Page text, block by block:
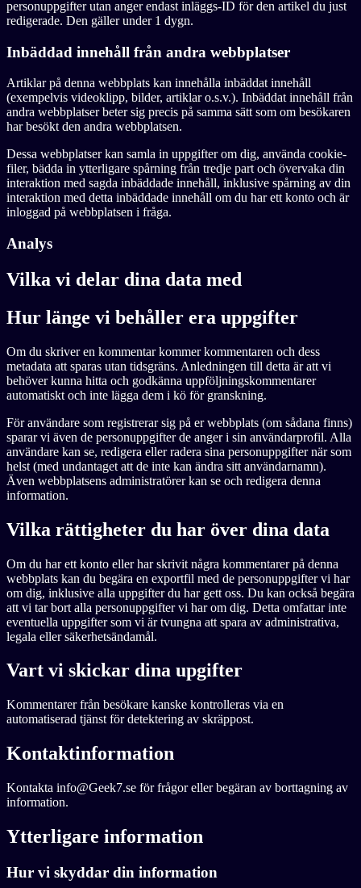
personuppgifter utan anger endast inläggs-ID för den artikel du just
redigerade. Den gäller under 1 dygn.
Inbäddad innehåll från andra webbplatser
Artiklar på denna webbplats kan innehålla inbäddat innehåll
(exempelvis videoklipp, bilder, artiklar o.s.v.). Inbäddat innehåll från
andra webbplatser beter sig precis på samma sätt som om besökaren
har besökt den andra webbplatsen.
Dessa webbplatser kan samla in uppgifter om dig, använda cookie-
filer, bädda in ytterligare spårning från tredje part och övervaka din
interaktion med sagda inbäddade innehåll, inklusive spårning av din
interaktion med detta inbäddade innehåll om du har ett konto och är
inloggad på webbplatsen i fråga.
Analys
Vilka vi delar dina data med
Hur länge vi behåller era uppgifter
Om du skriver en kommentar kommer kommentaren och dess
metadata att sparas utan tidsgräns. Anledningen till detta är att vi
behöver kunna hitta och godkänna uppföljningskommentarer
automatiskt och inte lägga dem i kö för granskning.
För användare som registrerar sig på er webbplats (om sådana finns)
sparar vi även de personuppgifter de anger i sin användarprofil. Alla
användare kan se, redigera eller radera sina personuppgifter när som
helst (med undantaget att de inte kan ändra sitt användarnamn).
Även webbplatsens administratörer kan se och redigera denna
information.
Vilka rättigheter du har över dina data
Om du har ett konto eller har skrivit några kommentarer på denna
webbplats kan du begära en exportfil med de personuppgifter vi har
om dig, inklusive alla uppgifter du har gett oss. Du kan också begära
att vi tar bort alla personuppgifter vi har om dig. Detta omfattar inte
eventuella uppgifter som vi är tvungna att spara av administrativa,
legala eller säkerhetsändamål.
Vart vi skickar dina upgifter
Kommentarer från besökare kanske kontrolleras via en
automatiserad tjänst för detektering av skräppost.
Kontaktinformation
Kontakta info@Geek7.se för frågor eller begäran av borttagning av
information.
Ytterligare information
Hur vi skyddar din information